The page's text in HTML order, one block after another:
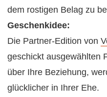
dem rostigen Belag zu
Geschenkidee:
Die Partner-Edition von
geschickt ausgewählten
über Ihre Beziehung,
glücklicher in Ihrer Ehe.